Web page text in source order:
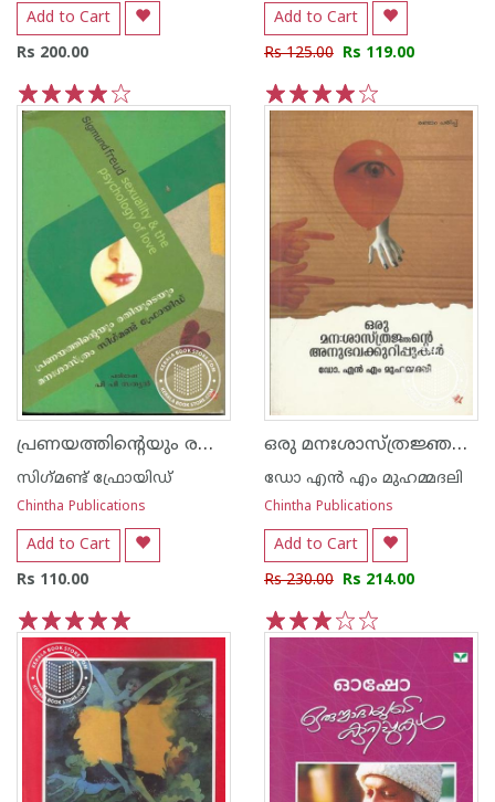
Add to Cart
Rs 200.00
5
4
3
2
1
Add to Cart
Rs 125.00 Rs 119.00
5
4
3
2
1
പ്രണയത്തിന്റെയും രതിയുടെയും മനഃശ്ശാസ്ത്രം
സിഗ്‌മണ്ട് ഫ്രോയിഡ്
Chintha Publications
Add to Cart
Rs 110.00
5
4
3
2
1
ഒരു മനഃശാസ്ത്രജ്ഞന്റെ അനുഭവക്കുറിപ്പുകള്‍
ഡോ എ‌ന്‍ എം മുഹമ്മദലി
Chintha Publications
Add to Cart
Rs 230.00 Rs 214.00
5
4
3
2
1